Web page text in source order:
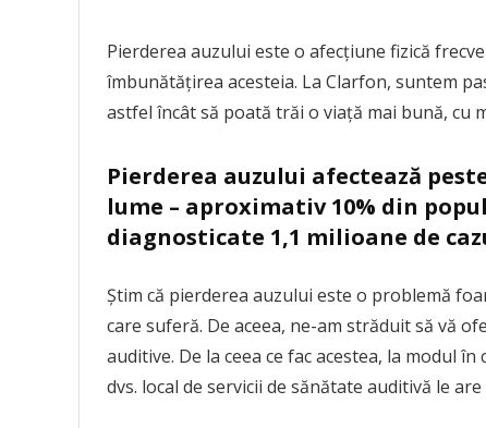
Pierderea auzului este o afecțiune fizică
îmbunătățirea acesteia. La Clarfon, suntem
astfel încât să poată trăi o viață mai bună, cu
Pierderea auzului afectează
lume – aproximativ 10% din
diagnosticate 1,1 milioane de
Știm că pierderea auzului este o problemă
care suferă. De aceea, ne-am străduit să vă
auditive. De la ceea ce fac acestea, la modul
dvs. local de servicii de sănătate auditivă le
Pierdere auz – Tipuri și grade –
Cum să recunoaștem semnele și
cum ne afectează viața de zi cu